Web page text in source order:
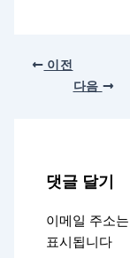
이전
다음
댓글 달기
이메일 주소
표시됩니다